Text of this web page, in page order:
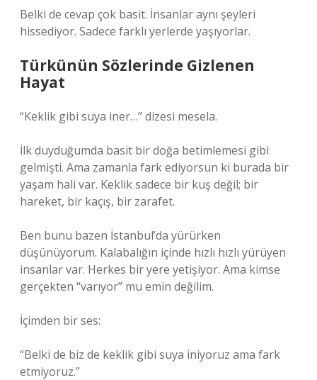
Belki de cevap çok basit. İnsanlar aynı şeyleri
hissediyor. Sadece farklı yerlerde yaşıyorlar.
Türkünün Sözlerinde Gizlenen
Hayat
“Keklik gibi suya iner…” dizesi mesela.
İlk duyduğumda basit bir doğa betimlemesi gibi
gelmişti. Ama zamanla fark ediyorsun ki burada bir
yaşam hali var. Keklik sadece bir kuş değil; bir
hareket, bir kaçış, bir zarafet.
Ben bunu bazen İstanbul’da yürürken
düşünüyorum. Kalabalığın içinde hızlı hızlı yürüyen
insanlar var. Herkes bir yere yetişiyor. Ama kimse
gerçekten “varıyor” mu emin değilim.
İçimden bir ses:
“Belki de biz de keklik gibi suya iniyoruz ama fark
etmiyoruz.”